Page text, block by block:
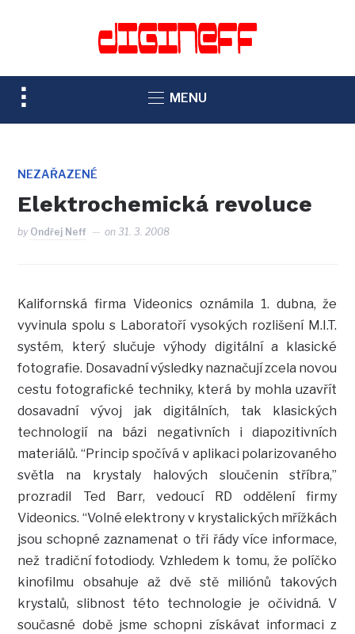
TOGGLE
SIDEBAR
NAVIGATION
MENU
NEZAŘAZENÉ
Elektrochemická revoluce
by Ondřej Neff on31. 3. 2008
Kalifornská firma Videonics oznámila 1. dubna, že
vyvinula spolu s Laboratoří vysokých rozlišení M.I.T.
systém, který slučuje výhody digitální a klasické
fotografie. Dosavadní výsledky naznačují zcela novou
cestu fotografické techniky, která by mohla uzavřít
dosavadní vývoj jak digitálních, tak klasických
technologií na bázi negativních i diapozitivních
materiálů. “Princip spočívá v aplikaci polarizovaného
světla na krystaly halových sloučenin stříbra,”
prozradil Ted Barr, vedoucí RD oddělení firmy
Videonics. “Volné elektrony v krystalických mřížkách
jsou schopné zaznamenat o tři řády více informace,
než tradiční fotodiody. Vzhledem k tomu, že políčko
kinofilmu obsahuje až dvě stě miliónů takových
krystalů, slibnost této technologie je očividná. V
současné době jsme schopni získávat informaci z